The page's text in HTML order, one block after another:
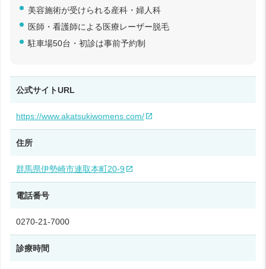
美容施術が受けられる産科・婦人科
医師・看護師による医療レーザー脱毛
駐車場50台・初診は事前予約制
公式サイトURL
https://www.akatsukiwomens.com/
住所
群馬県伊勢崎市連取本町20-9
電話番号
0270-21-7000
診療時間